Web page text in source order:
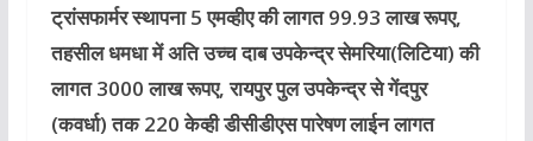
ट्रांसफार्मर स्थापना 5 एमव्हीए की लागत 99.93 लाख रूपए,
तहसील धमधा में अति उच्च दाब उपकेन्द्र सेमरिया(लिटिया) की
लागत 3000 लाख रूपए, रायपुर पुल उपकेन्द्र से गेंदपुर
(कवर्धा) तक 220 केव्ही डीसीडीएस पारेषण लाईन लागत